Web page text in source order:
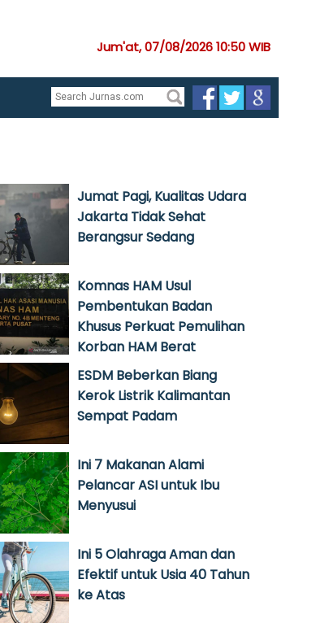
Jum'at, 07/08/2026 10:50 WIB
Jumat Pagi, Kualitas Udara
Jakarta Tidak Sehat
Berangsur Sedang
Komnas HAM Usul
Pembentukan Badan
Khusus Perkuat Pemulihan
Korban HAM Berat
ESDM Beberkan Biang
Kerok Listrik Kalimantan
Sempat Padam
Ini 7 Makanan Alami
Pelancar ASI untuk Ibu
Menyusui
Ini 5 Olahraga Aman dan
Efektif untuk Usia 40 Tahun
ke Atas